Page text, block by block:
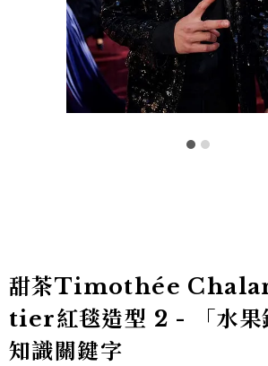
甜茶Timothée
tier紅毯造型 2 - 「水果
知識關鍵字